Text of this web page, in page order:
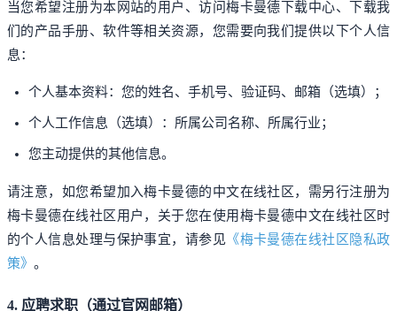
当您希望注册为本网站的用户、访问梅卡曼德下载中心、下载我
们的产品手册、软件等相关资源，您需要向我们提供以下个人信
息：
个人基本资料：您的姓名、手机号、验证码、邮箱（选填）；
个人工作信息（选填）：所属公司名称、所属行业；
您主动提供的其他信息。
请注意，如您希望加入梅卡曼德的中文在线社区，需另行注册为
梅卡曼德在线社区用户，关于您在使用梅卡曼德中文在线社区时
的个人信息处理与保护事宜，请参见 《梅卡曼德在线社区隐私政
策》 。
4. 应聘求职（通过官网邮箱）